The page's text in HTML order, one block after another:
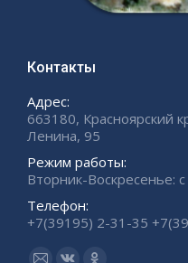
Контакты
Адрес:
663180, Красноярский
Ленина, 95
Режим работы:
Вторник-Воскресенье:
Телефон:
+7(39195) 2-31-35
Ищите нас: